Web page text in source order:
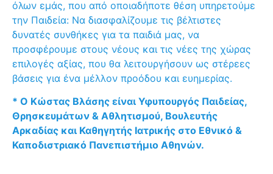
όλων εμάς, που από οποιαδήποτε θέση υπηρετούμε
την Παιδεία: Να διασφαλίζουμε τις βέλτιστες
δυνατές συνθήκες για τα παιδιά μας, να
προσφέρουμε στους νέους και τις νέες της χώρας
επιλογές αξίας, που θα λειτουργήσουν ως στέρεες
βάσεις για ένα μέλλον προόδου και ευημερίας.
* Ο Κώστας Βλάσης είναι Υφυπουργός Παιδείας,
Θρησκευμάτων & Αθλητισμού, Βουλευτής
Αρκαδίας και Καθηγητής Ιατρικής στο Εθνικό &
Καποδιστριακό Πανεπιστήμιο Αθηνών.